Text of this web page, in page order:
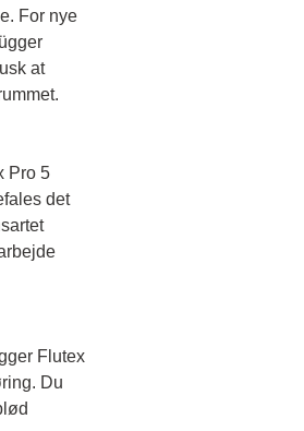
For nye
at
Pro 5
det
Flutex
Du